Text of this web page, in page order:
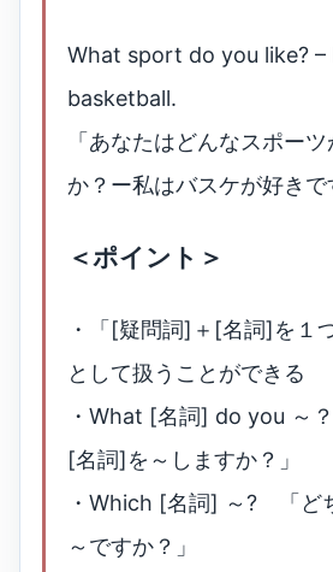
What sport do you like? –
basketball.
「あなたはどんなスポー
か？ー私はバスケが好きで
＜ポイント＞
・「[疑問詞]＋[名詞]を１
として扱うことができる
・What [名詞] do you ～
[名詞]を～しますか？」
・Which [名詞] ～? 「ど
～ですか？」